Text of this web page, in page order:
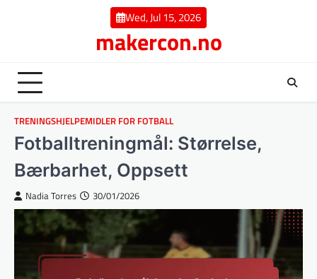
Wed, Jul 15, 2026
makercon.no
TRENINGSHJELPEMIDLER FOR FOTBALL
Fotballtreningmål: Størrelse,
Bærbarhet, Oppsett
Nadia Torres 30/01/2026